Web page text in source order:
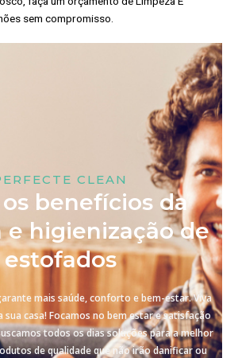
sem compromisso.
CLEAN
benefícios da
e higienização de
estofados
mais saúde, conforto e bem-estar. Viva
sua casa! Focamos no bem estar e satisfação
todos os dias soluções para a melhor
de qualidade que não irão danificar ou